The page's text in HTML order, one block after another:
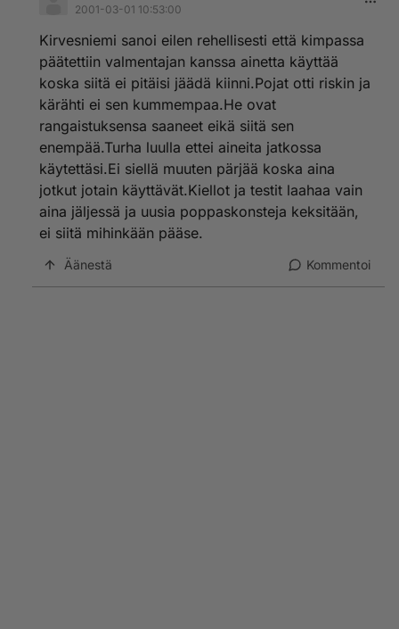
2001-03-01 10:53:00
Kirvesniemi sanoi eilen rehellisesti että kimpassa
päätettiin valmentajan kanssa ainetta käyttää
koska siitä ei pitäisi jäädä kiinni.Pojat otti riskin ja
kärähti ei sen kummempaa.He ovat
rangaistuksensa saaneet eikä siitä sen
enempää.Turha luulla ettei aineita jatkossa
käytettäsi.Ei siellä muuten pärjää koska aina
jotkut jotain käyttävät.Kiellot ja testit laahaa vain
aina jäljessä ja uusia poppaskonsteja keksitään,
ei siitä mihinkään pääse.
Äänestä Kommentoi